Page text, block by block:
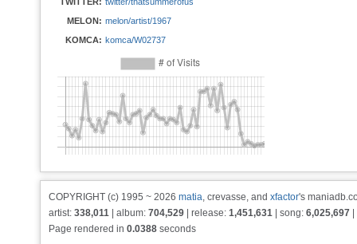
MELON: melon/artist/1967
KOMCA: komca/W02737
COPYRIGHT (c) 1995 ~ 2026 matia, crevasse, and xfactor's
artist: 338,011 | album: 704,529 | release: 1,451,631 | song: 6,025,697
Page rendered in 0.0388 seconds